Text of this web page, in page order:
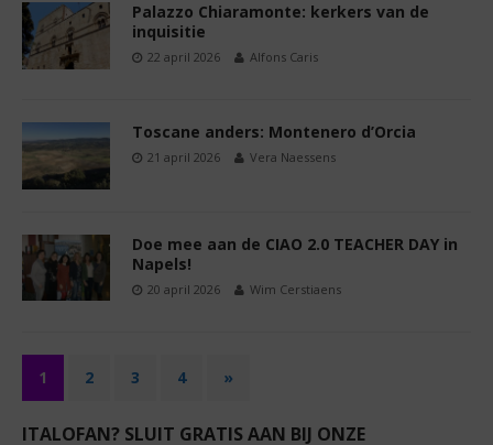
Palazzo Chiaramonte: kerkers van de
inquisitie
22 april 2026 Alfons Caris
Toscane anders: Montenero d’Orcia
21 april 2026 Vera Naessens
Doe mee aan de CIAO 2.0 TEACHER DAY in
Napels!
20 april 2026 Wim Cerstiaens
1 2 3 4 »
ITALOFAN? SLUIT GRATIS AAN BIJ ONZE